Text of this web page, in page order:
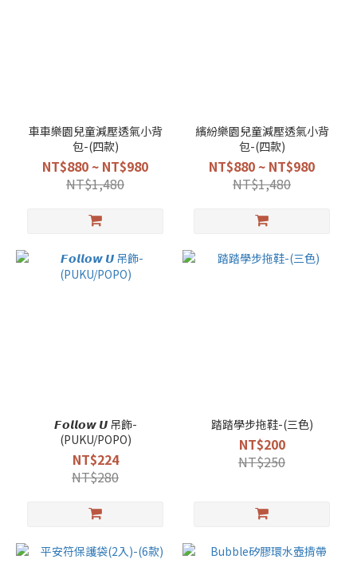
車車樂園兒童減壓透氣小背
包-(四款)
NT$880 ~ NT$980
NT$1,480
繽紛樂園兒童減壓透氣小背
包-(四款)
NT$880 ~ NT$980
NT$1,480
𝙁𝙤𝙡𝙡𝙤𝙬 𝙐 吊飾-
(PUKU/POPO)
NT$224
NT$280
踏踏學步拖鞋-(三色)
NT$200
NT$250